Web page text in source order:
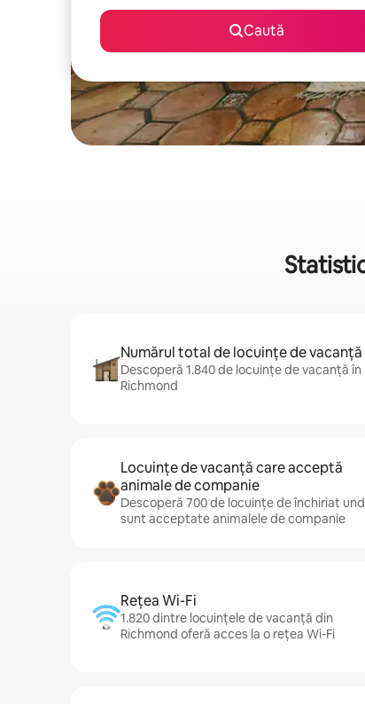
Caută
Numărul total de locuințe de vacanță
Descoperă 1.840 de locuințe de vacanță în
Richmond
Locuințe de vacanță care acceptă
animale de companie
Descoperă 700 de locuințe de închiriat
sunt acceptate animalele de companie
Rețea Wi-Fi
1.820 dintre locuințele de vacanță din
Richmond oferă acces la o rețea Wi-Fi